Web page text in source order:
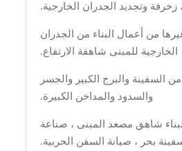
من أعمال البناء من الجدران
الخارجية للمبنى شاهقة الارتفاع.
السفينة والبرج الكبير والجسر
والسدود والمداخن الكبيرة.
شاهق مصعد المبنى ، صناعة
بحر ، صيانة السفن الحربية.